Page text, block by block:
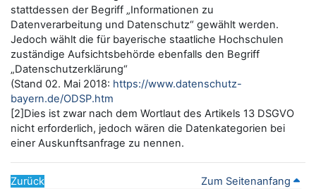
stattdessen der Begriff „Informationen zu
Datenverarbeitung und Datenschutz“ gewählt werden.
Jedoch wählt die für bayerische staatliche Hochschulen
zuständige Aufsichtsbehörde ebenfalls den Begriff
„Datenschutzerklärung“
(Stand 02. Mai 2018: https://www.datenschutz-
bayern.de/ODSP.htm
[2]Dies ist zwar nach dem Wortlaut des Artikels 13 DSGVO
nicht erforderlich, jedoch wären die Datenkategorien bei
einer Auskunftsanfrage zu nennen.
Zurück Zum Seitenanfang